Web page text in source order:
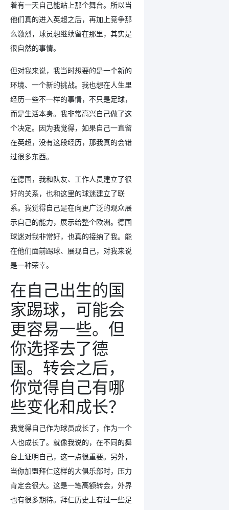
着有一天自己能站上那个舞台。所以当
他们真的进入英超之后，再加上竞争那
么激烈，球员想继续留在那里，其实是
很自然的事情。
但对我来说，我当时想要的是一个新的
环境、一个新的挑战。我也想在人生里
经历一些不一样的事情，不只是足球，
而是生活本身。我非常高兴自己做了这
个决定。因为我觉得，如果自己一直留
在英超，没有这段经历，那我真的会错
过很多东西。
在德国，我和队友、工作人员建立了很
好的关系，也和这里的球迷建立了联
系。我觉得自己是在向更广泛的观众展
示自己的能力，展示给整个欧洲。德国
球迷对我非常好，也真的接纳了我。能
在他们面前踢球、展现自己，对我来说
是一种荣幸。
在自己出生的国
家踢球，可能会
更容易一些。但
你选择去了德
国。转会之后，
你觉得自己有哪
些变化和成长？
我觉得自己作为球员成长了，作为一个
人也成长了。就像我说的，在不同的舞
台上证明自己，这一点很重要。另外，
当你加盟拜仁这样的大俱乐部时，压力
肯定会很大。这是一笔高额转会，外界
也有很多期待。拜仁历史上有过一些足